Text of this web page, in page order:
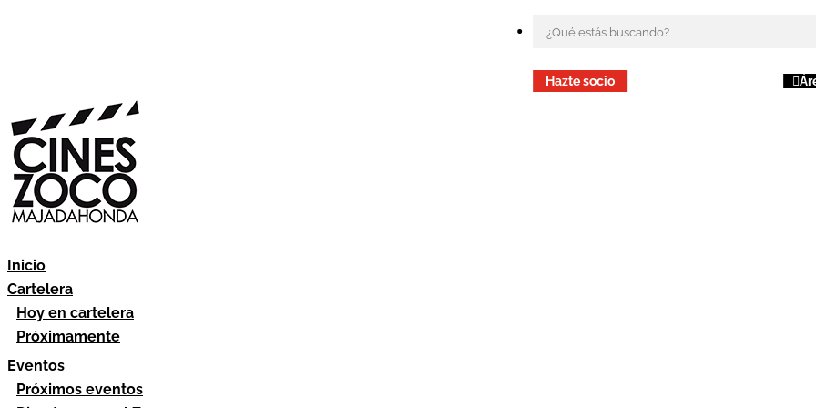
Hazte socio
Inicio
Cartelera
Hoy en cartelera
Próximamente
Eventos
Próximos eventos